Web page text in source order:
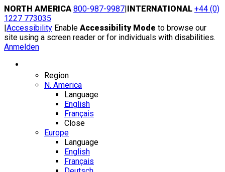
Skip
to
content
NORTH AMERICA 800-987-9987|INTERNATIONAL +44 (0)
1227 773035
|Accessibility Enable Accessibility Mode to browse our
site using a screen reader or for individuals with disabilities.
Anmelden
Region
N. America
Language
English
Français
Close
Europe
Language
English
Français